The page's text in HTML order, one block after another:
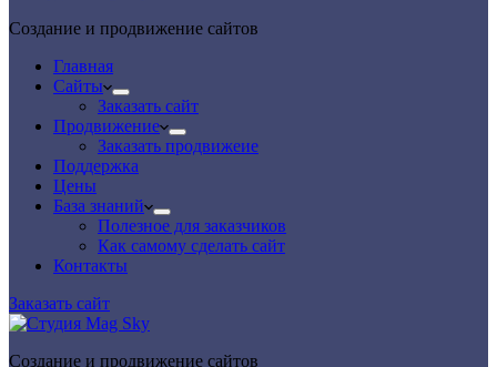
Создание и продвижение сайтов
Главная
Сайты
Заказать сайт
Продвижение
Заказать продвижеие
Поддержка
Цены
База знаний
Полезное для заказчиков
Как самому сделать сайт
Контакты
Заказать сайт
Создание и продвижение сайтов